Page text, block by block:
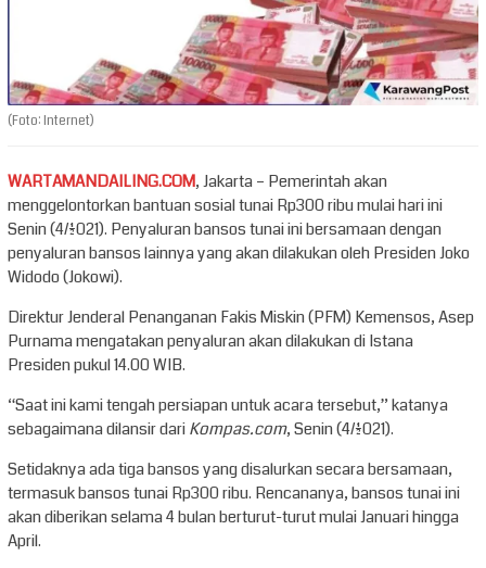
(Foto: Internet)
WARTAMANDAILING.COM, Jakarta – Pemerintah akan
menggelontorkan bantuan sosial tunai Rp300 ribu mulai hari ini
Senin (4/1/2021). Penyaluran bansos tunai ini bersamaan dengan
penyaluran bansos lainnya yang akan dilakukan oleh Presiden Joko
Widodo (Jokowi).
Direktur Jenderal Penanganan Fakis Miskin (PFM) Kemensos, Asep
Purnama mengatakan penyaluran akan dilakukan di Istana
Presiden pukul 14.00 WIB.
“Saat ini kami tengah persiapan untuk acara tersebut,” katanya
sebagaimana dilansir dariKompas.com, Senin (4/1/2021).
Setidaknya ada tiga bansos yang disalurkan secara bersamaan,
termasuk bansos tunai Rp300 ribu. Rencananya, bansos tunai ini
akan diberikan selama 4 bulan berturut-turut mulai Januari hingga
April.